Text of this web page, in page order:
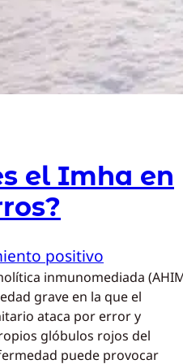
el Imha en
positivo
inmunomediada
grave en la que el
ataca por error y
glóbulos rojos del
puede provocar